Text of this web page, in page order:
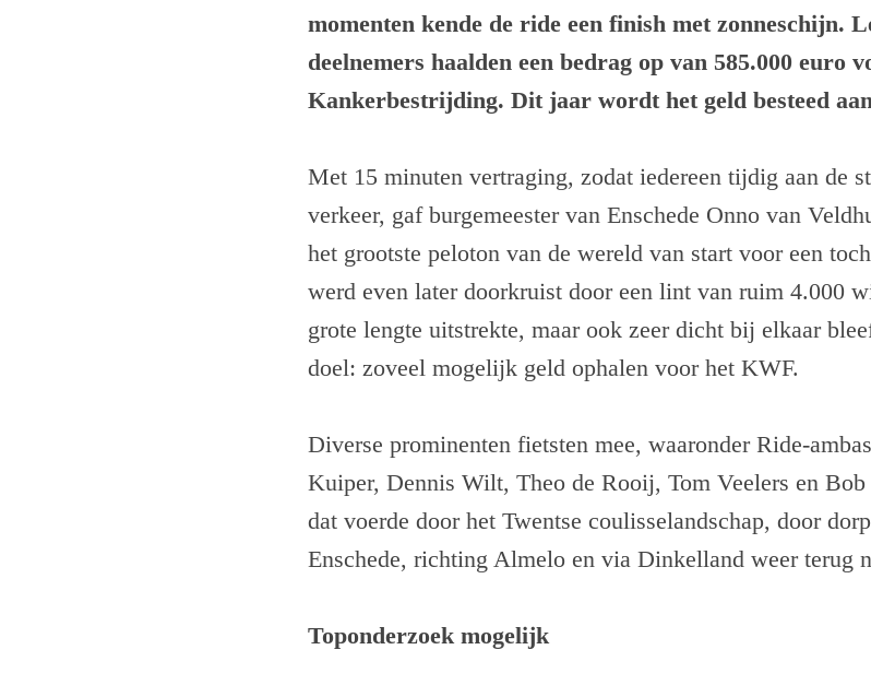
momenten kende de ride een finish met zonneschijn.
deelnemers haalden een bedrag op van 585.000 euro
Kankerbestrijding. Dit jaar wordt het geld besteed
Met 15 minuten vertraging, zodat iedereen tijdig aan de
verkeer, gaf burgemeester van Enschede Onno van
het grootste peloton van de wereld van start voor een
werd even later doorkruist door een lint van ruim 4.000
grote lengte uitstrekte, maar ook zeer dicht bij elkaar
doel: zoveel mogelijk geld ophalen voor het KWF.
Diverse prominenten fietsten mee, waaronder Ride-
Kuiper, Dennis Wilt, Theo de Rooij, Tom Veelers en Bob
dat voerde door het Twentse coulisselandschap, door
Enschede, richting Almelo en via Dinkelland weer terug
Toponderzoek mogelijk